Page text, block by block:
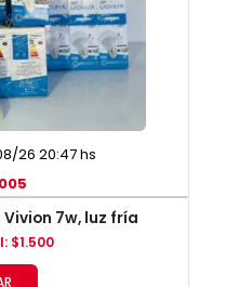
26 20:47 hs
7w, luz fría
: $1.500